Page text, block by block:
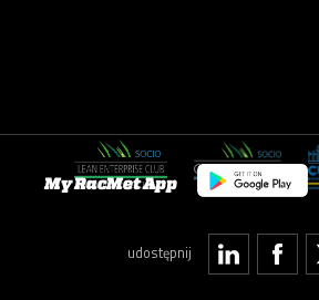
udostępnij
My RacMet App